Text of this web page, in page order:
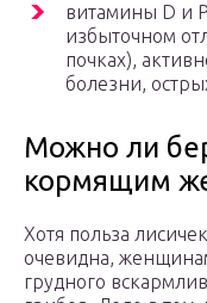
витамины D и
избыточном
почках),
болезни,
Можно ли
кормящим
Хотя польза
очевидна,
грудного